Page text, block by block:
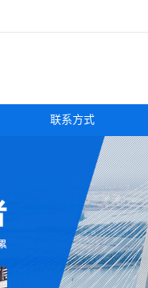
联系方式